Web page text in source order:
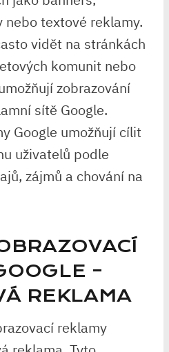
nebo textové reklamy.
vidět na stránkách
komunit nebo
zobrazování
sítě Google.
Google umožňují cílit
uživatelů podle
zájmů a chování na
–
REKLAMA
reklamy